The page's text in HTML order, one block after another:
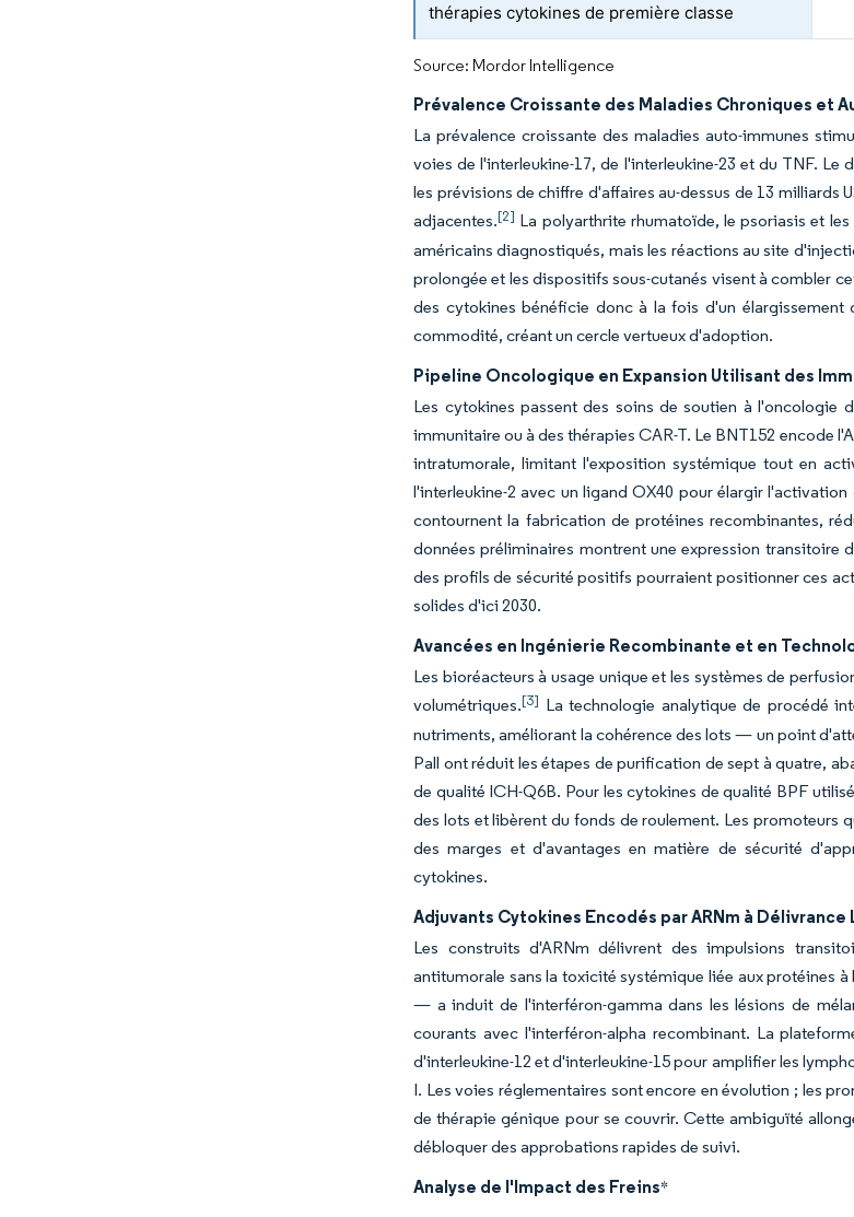
thérapies cytokines de première classe
Source: Mordor Intelligence
Prévalence Croissante des Maladies Chroniques et
La prévalence croissante des maladies auto-immunes
voies de l'interleukine-17, de l'interleukine-23 et du TNF.
les prévisions de chiffre d'affaires au-dessus de 13 milliards
adjacentes.[2] La polyarthrite rhumatoïde, le psoriasis et
américains diagnostiqués, mais les réactions au site
prolongée et les dispositifs sous-cutanés visent à combler
des cytokines bénéficie donc à la fois d'un
commodité, créant un cercle vertueux d'adoption.
Pipeline Oncologique en Expansion Utilisant des
Les cytokines passent des soins de soutien à l'oncologie
immunitaire ou à des thérapies CAR-T. Le BNT152 encode
intratumorale, limitant l'exposition systémique tout en
l'interleukine-2 avec un ligand OX40 pour élargir
contournent la fabrication de protéines recombinantes,
données préliminaires montrent une expression transitoire
des profils de sécurité positifs pourraient positionner ces
solides d'ici 2030.
Avancées en Ingénierie Recombinante et en
Les bioréacteurs à usage unique et les systèmes de
volumétriques.[3] La technologie analytique de procédé
nutriments, améliorant la cohérence des lots — un point
Pall ont réduit les étapes de purification de sept à quatre,
de qualité ICH-Q6B. Pour les cytokines de qualité BPF
des lots et libèrent du fonds de roulement. Les
des marges et d'avantages en matière de sécurité
cytokines.
Adjuvants Cytokines Encodés par ARNm à
Les construits d'ARNm délivrent des impulsions
antitumorale sans la toxicité systémique liée aux protéines
— a induit de l'interféron-gamma dans les lésions de
courants avec l'interféron-alpha recombinant. La
d'interleukine-12 et d'interleukine-15 pour amplifier les
I. Les voies réglementaires sont encore en évolution ; les
de thérapie génique pour se couvrir. Cette ambiguïté
débloquer des approbations rapides de suivi.
Analyse de l'Impact des Freins*